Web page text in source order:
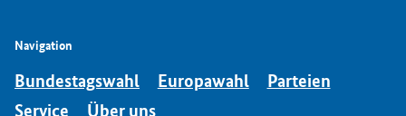
Navigation
Bundestagswahl Europawahl
Parteien
Service
Über uns